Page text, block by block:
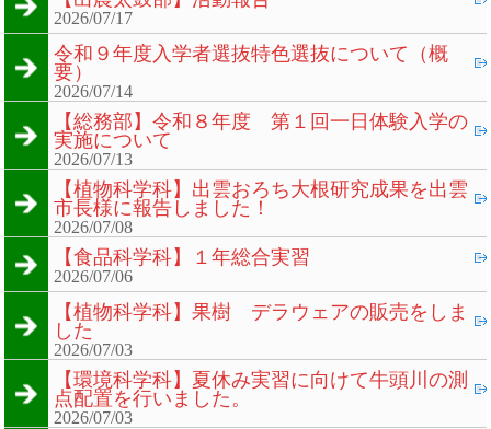
2026/07/17
令和９年度入学者選抜特色選抜について（概
要）
2026/07/14
【総務部】令和８年度 第１回一日体験入学の
実施について
2026/07/13
【植物科学科】出雲おろち大根研究成果を出雲
市長様に報告しました！
2026/07/08
【食品科学科】１年総合実習
2026/07/06
【植物科学科】果樹 デラウェアの販売をしま
した
2026/07/03
【環境科学科】夏休み実習に向けて牛頭川の測
点配置を行いました。
2026/07/03